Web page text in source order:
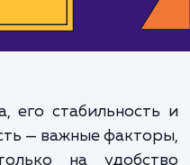
значения цены и срока.